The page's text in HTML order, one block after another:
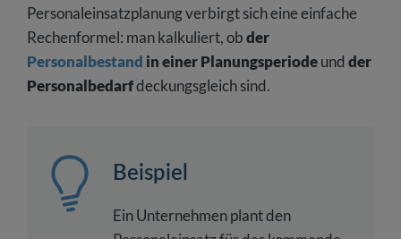
Personaleinsatzplanung verbirgt sich eine einfache
Rechenformel: man kalkuliert, obder
Personalbestand in einer Planungsperiodeund der
Personalbedarfdeckungsgleich sind.
Beispiel
Ein Unternehmen plant den